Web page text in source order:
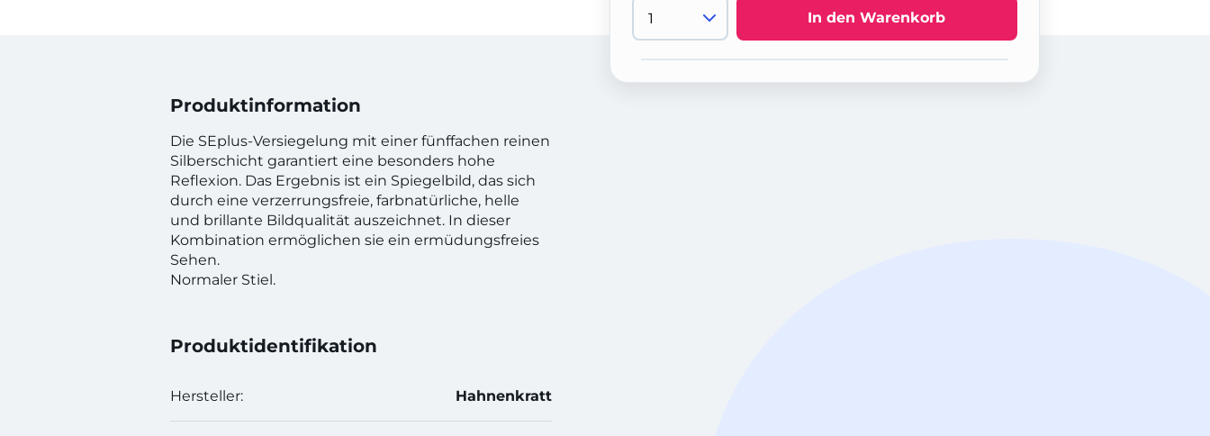
Produktinformation
Die SEplus-Versiegelung mit einer fünffachen reinen
Silberschicht garantiert eine besonders hohe
Reflexion. Das Ergebnis ist ein Spiegelbild, das sich
durch eine verzerrungsfreie, farbnatürliche, helle
und brillante Bildqualität auszeichnet. In dieser
Kombination ermöglichen sie ein ermüdungsfreies
Sehen.
Normaler Stiel.
Produktidentifikation
Hersteller: Hahnenkratt
In den Warenkorb